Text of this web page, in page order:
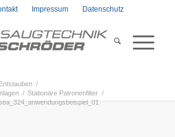
Impressum Datenschutz
Entstauben /
/ Stationäre Patronenfilter /